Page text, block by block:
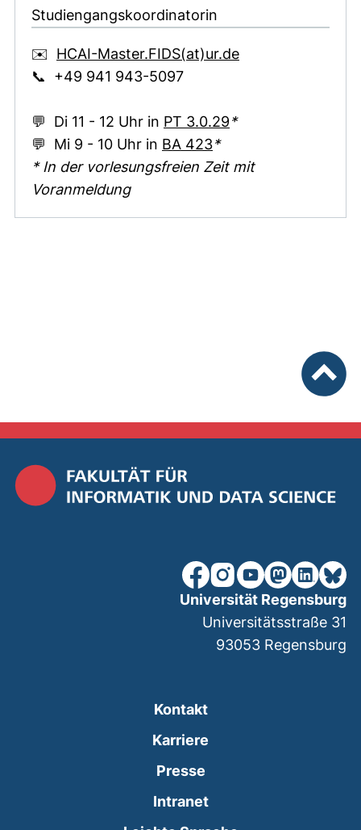
Studiengangskoordinatorin
✉️ HCAI-Master.FIDS​(at)​ur.de(öffnet Ihr E-
📞 +49 941 943-5097
💬 Di 11 - 12 Uhr in PT 3.0.29(externer Link,
*
💬 Mi 9 - 10 Uhr in BA 423(externer Link, öffnet
*
* In der vorlesungsfreien Zeit mit
Voranmeldung
unsere Facebook-Seite
unsere Instagram-
unsere YouTube-
unsereunsere
Kontakt
Karriere
Presse
Intranet(externer Link, öffnet
Universität Regensburg
Universitätsstraße 31
93053 Regensburg